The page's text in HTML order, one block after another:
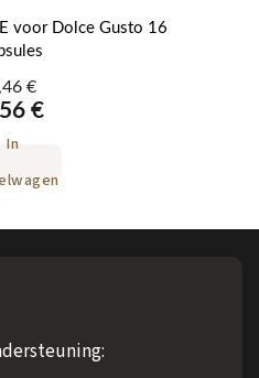
voor Dolce Gusto 16
€
€
In